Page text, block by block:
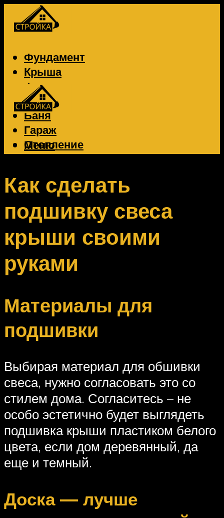
Фундамент
Крыша
Фасад
Забор
Баня
Гараж
Отопление
Вентиляция
Меню
Меню
Как сделать
подшивку свеса
крыши своими
руками
Материалы для
подшивки
Выбирая материал для обшивки
свеса, нужно согласовать это со
стилем дома. Согласитесь – не
особо эстетично будет выглядеть
подшивка крыши пластиком белого
цвета, если дом деревянный, да
еще и темный.
Доска — лучше